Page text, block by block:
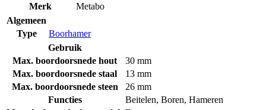
Merk
Metabo
Algemeen
Type
Boorhamer
Gebruik
Max. boordoorsnede hout
30 mm
Max. boordoorsnede staal
13 mm
Max. boordoorsnede steen
26 mm
Functies
Beitelen, Boren, Hameren